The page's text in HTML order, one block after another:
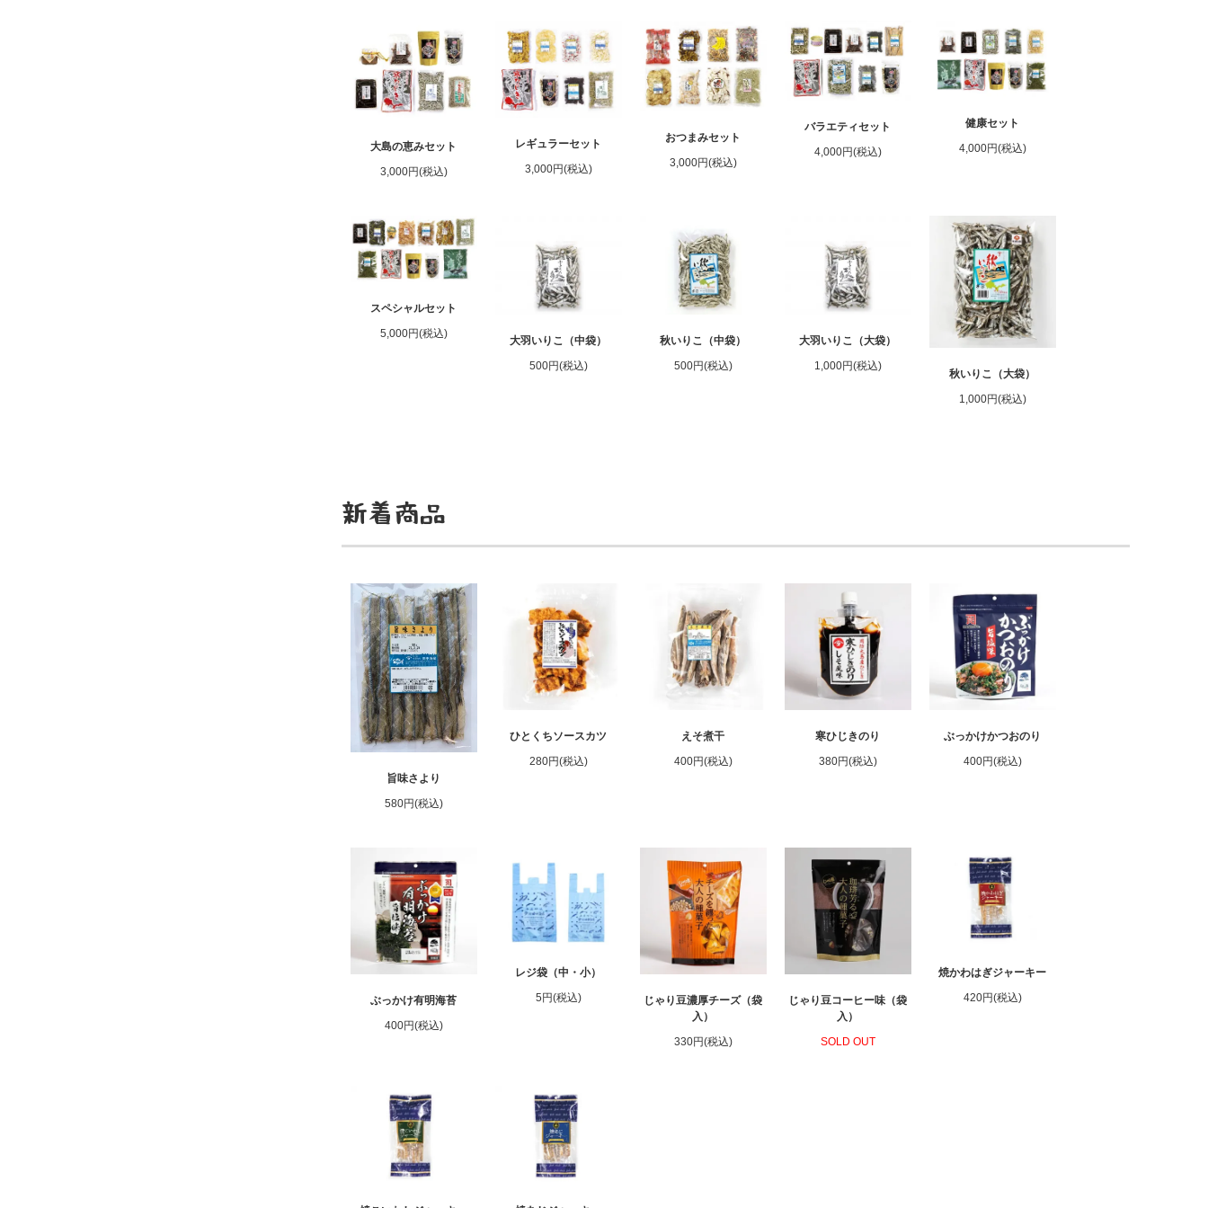
大島の恵みセット
3,000円(税込)
レギュラーセット
3,000円(税込)
おつまみセット
3,000円(税込)
バラエティセット
4,000円(税込)
健康セット
4,000円(税込)
スペシャルセット
5,000円(税込)
大羽いりこ（中袋）
500円(税込)
秋いりこ（中袋）
500円(税込)
大羽いりこ（大袋）
1,000円(税込)
秋いりこ（大袋）
1,000円(税込)
新着商品
旨味さより
580円(税込)
ひとくちソースカツ
280円(税込)
えそ煮干
400円(税込)
寒ひじきのり
380円(税込)
ぶっかけかつおのり
400円(税込)
ぶっかけ有明海苔
400円(税込)
レジ袋（中・小）
5円(税込)
じゃり豆濃厚チーズ（袋
入）
330円(税込)
じゃり豆コーヒー味（袋
入）
SOLD OUT
焼かわはぎジャーキー
420円(税込)